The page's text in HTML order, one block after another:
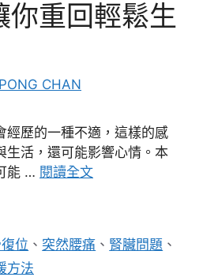
你重回輕鬆生
PONG CHAN
經歷的一種不適，這樣的感
生活，還可能影響心情。本
能 … 閱讀全文
位 、 突然腰痛 、 腎臟問題 、
方法